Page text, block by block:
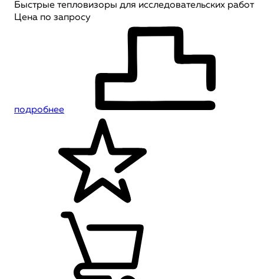
Быстрые тепловизоры для исследовательских работ
Цена по запросу
подробнее